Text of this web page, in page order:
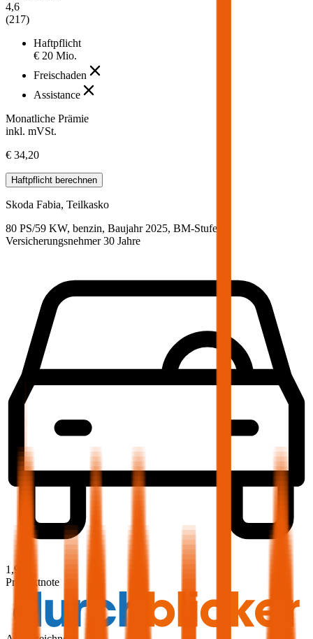
4,6
(217)
Haftpflicht
€ 20 Mio.
Freischaden
Assistance
Monatliche Prämie
inkl. mVSt.
€ 34,20
Haftpflicht berechnen
Skoda Fabia, Teilkasko
80 PS/59 KW, benzin, Baujahr 2025, BM-Stufe
Versicherungsnehmer 30 Jahre
1,9
Produktnote